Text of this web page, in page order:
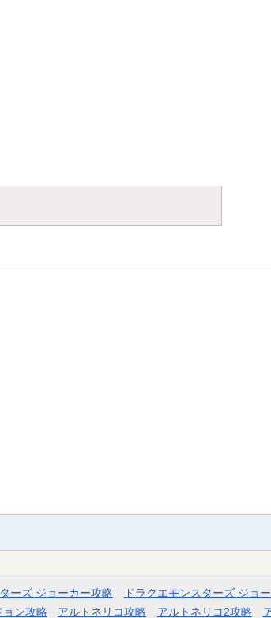
ーズ ジョーカー攻略 ドラクエモンスターズ ジョ
ョン攻略 アルトネリコ攻略 アルトネリコ2攻略